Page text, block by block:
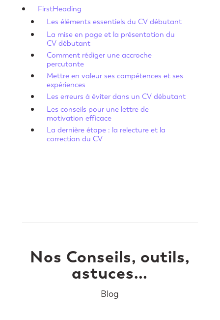
FirstHeading
Les éléments essentiels du CV débutant
La mise en page et la présentation du
CV débutant
Comment rédiger une accroche
percutante
Mettre en valeur ses compétences et ses
expériences
Les erreurs à éviter dans un CV débutant
Les conseils pour une lettre de
motivation efficace
La dernière étape : la relecture et la
correction du CV
Nos Conseils, outils,
astuces…
Blog